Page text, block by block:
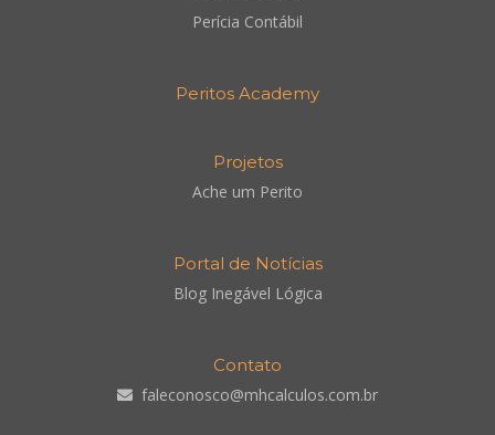
Perícia Contábil
Peritos Academy
Projetos
Ache um Perito
Portal de Notícias
Blog Inegável Lógica
Contato
faleconosco@mhcalculos.com.br